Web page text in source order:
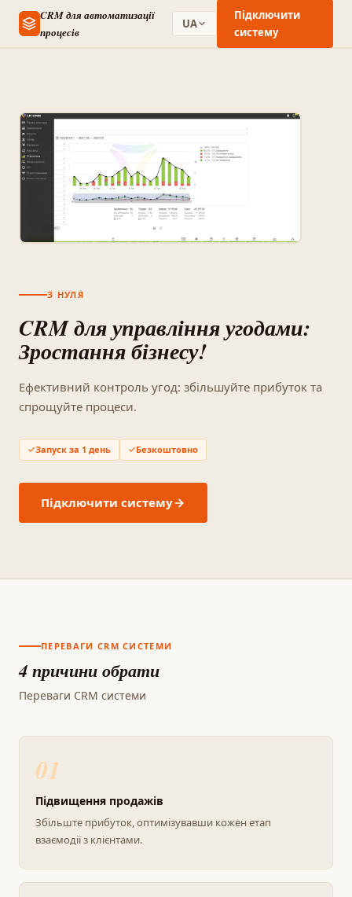
CRM для автоматизації
процесів
UA
Підключити
систему
З НУЛЯ
CRM для управління угодами:
Зростання бізнесу!
Ефективний контроль угод: збільшуйте прибуток та
спрощуйте процеси.
Запуск за 1 день Безкоштовно
Підключити систему
ПЕРЕВАГИ CRM СИСТЕМИ
4 причини обрати
Переваги CRM системи
01
Підвищення продажів
Збільште прибуток, оптимізувавши кожен етап
взаємодії з клієнтами.